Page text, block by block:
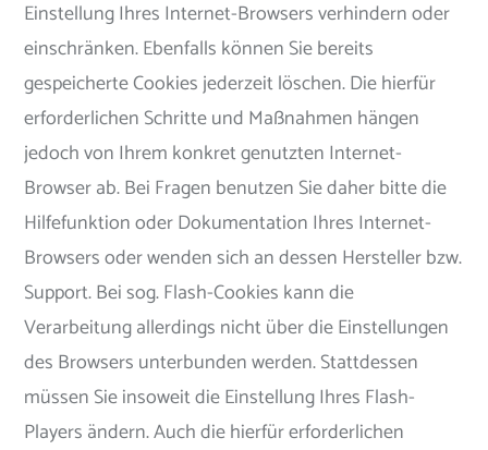
Einstellung Ihres Internet-Browsers verhindern oder
einschränken. Ebenfalls können Sie bereits
gespeicherte Cookies jederzeit löschen. Die hierfür
erforderlichen Schritte und Maßnahmen hängen
jedoch von Ihrem konkret genutzten Internet-
Browser ab. Bei Fragen benutzen Sie daher bitte die
Hilfefunktion oder Dokumentation Ihres Internet-
Browsers oder wenden sich an dessen Hersteller bzw.
Support. Bei sog. Flash-Cookies kann die
Verarbeitung allerdings nicht über die Einstellungen
des Browsers unterbunden werden. Stattdessen
müssen Sie insoweit die Einstellung Ihres Flash-
Players ändern. Auch die hierfür erforderlichen